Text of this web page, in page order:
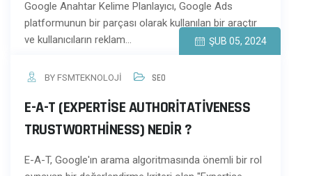
Google Anahtar Kelime Planlayıcı, Google Ads
platformunun bir parçası olarak kullanılan bir araçtır
ve kullanıcıların reklam…
ŞUB 05, 2024
BY FSMTEKNOLOJI SEO
E-A-T (EXPERTISE AUTHORITATIVENESS
TRUSTWORTHINESS) NEDIR ?
E-A-T, Google'ın arama algoritmasında önemli bir rol